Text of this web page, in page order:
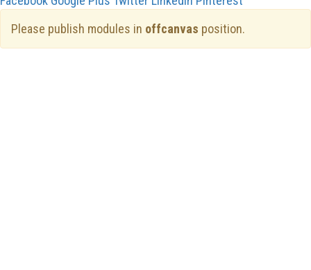
Please publish modules in offcanvas position.